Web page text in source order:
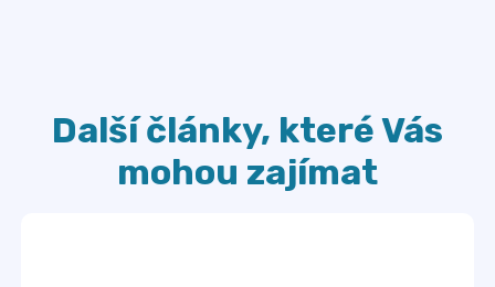
Další články, které Vás
mohou zajímat